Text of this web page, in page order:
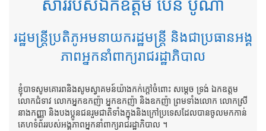
រដ្ឋមន្ត្រីប្រតិភូអមនាយករដ្ឋមន្ត្រី និងជាប្រធានអង្គ
ភាពអ្នកនាំពាក្យរាជរដ្ឋាភិបាល
ខ្ញុំបាទសូមគោរពនិងសូមស្វាគមន៍យ៉ាងកក់ក្តៅចំពោះ សម្តេច ទ្រង់ ឯកឧត្តម
លោកជំទាវ លោកអ្នកឧកញ៉ា អ្នកឧកញ៉ា និងឧកញ៉ា ព្រមទាំងលោក លោកស្រី
នាងកញ្ញា និងបងប្អូនជនរួមជាតិទាំងក្នុងនិងក្រៅប្រទេសដែលបានចូលមកកាន់
គេហទំព័ររបស់អង្គភាពអ្នកនាំពាក្យរាជរដ្ឋាភិបាល ។